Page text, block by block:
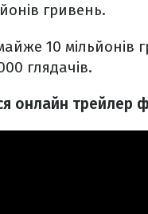
гривень.
10 мільйонів
глядачів.
онлайн трейлер